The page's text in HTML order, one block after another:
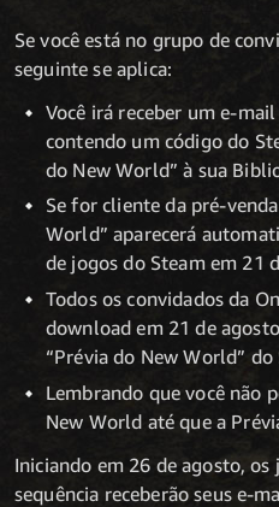
Se você está no grupo de
seguinte se aplica:
Você irá receber um e-
contendo um código do
do New World” à sua
Se for cliente da pré-
World” aparecerá
de jogos do Steam em 21
Todos os convidados da
download em 21 de
“Prévia do New World” do
Lembrando que você não
New World até que a
Iniciando em 26 de agosto, os
sequência receberão seus e-